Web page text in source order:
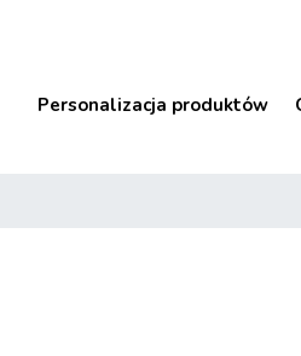
Personalizacja produktów